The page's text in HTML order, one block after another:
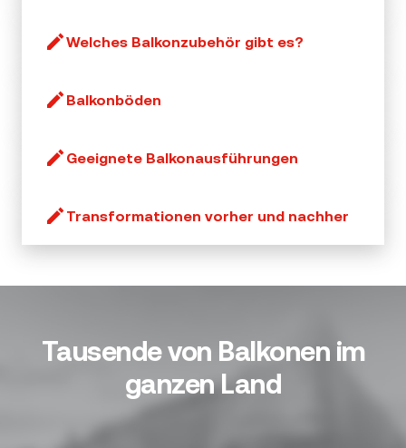
Welches Balkonzubehör gibt es?
Balkonböden
Geeignete Balkonausführungen
Transformationen vorher und nachher
Tausende von Balkonen im
ganzen Land